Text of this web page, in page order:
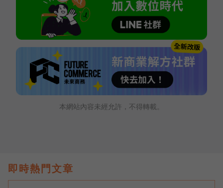
本網站內容未經允許，不得轉載。
即時熱門文章